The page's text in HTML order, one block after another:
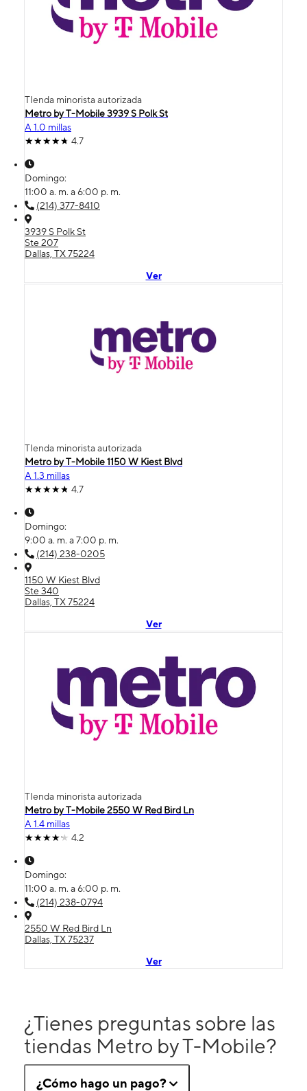
TIenda minorista autorizada
Metro by T-Mobile 3939 S Polk St
A 1.0 millas
4.7
Domingo:
11:00 a. m. a 6:00 p. m.
(214) 377-8410
3939 S Polk St
Ste 207
Dallas, TX 75224
Ver
TIenda minorista autorizada
Metro by T-Mobile 1150 W Kiest Blvd
A 1.3 millas
4.7
Domingo:
9:00 a. m. a 7:00 p. m.
(214) 238-0205
1150 W Kiest Blvd
Ste 340
Dallas, TX 75224
Ver
TIenda minorista autorizada
Metro by T-Mobile 2550 W Red Bird Ln
A 1.4 millas
4.2
Domingo:
11:00 a. m. a 6:00 p. m.
(214) 238-0794
2550 W Red Bird Ln
Dallas, TX 75237
Ver
¿Tienes preguntas sobre las
tiendas Metro by T-Mobile?
¿Cómo hago un pago?